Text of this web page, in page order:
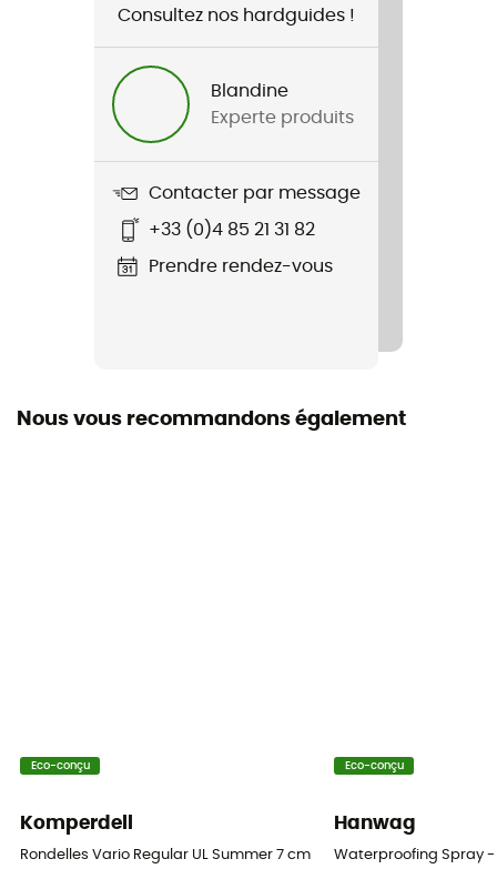
Canyoneer Guide 50
Consultez nos hardguides !
Blandine
Experte produits
Contacter par message
+33 (0)4 85 21 31 82
Prendre rendez-vous
Nous vous recommandons également
Eco-conçu
Komperdell
Rondelles Vario Regular UL Summer 7 cm Blister
Eco-conçu
Hanwag
Waterproofing Spray